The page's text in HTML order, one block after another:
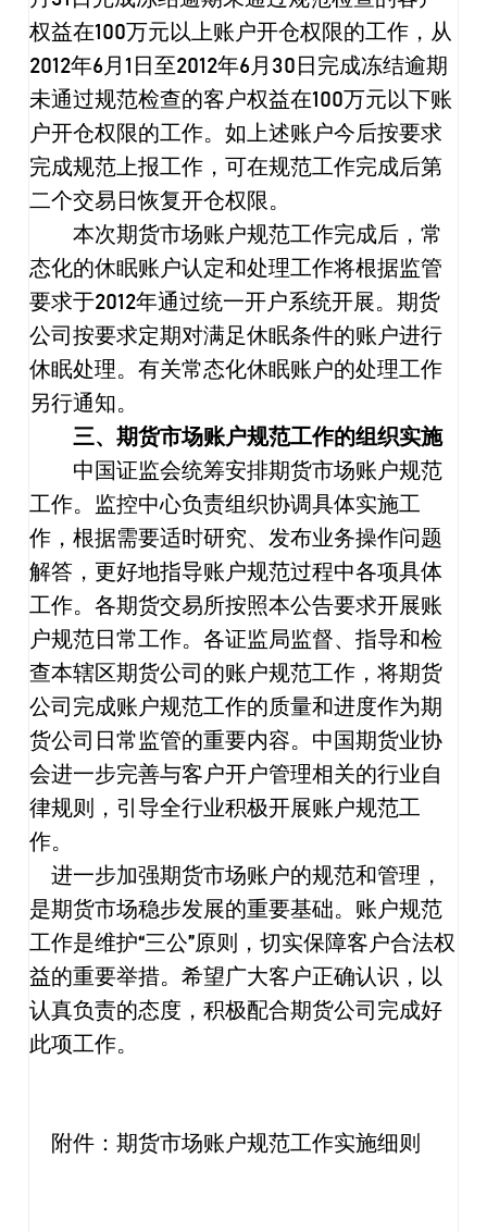
权益在100 万元以上账户开仓权限的工作，从
2012年6 月1 日至 2012年6 月 30 日完成冻结逾期
未通过规范检查的客户权益在100 万元以下账
户开仓权限的工作。如上述账户今后按要求
完成规范上报工作，可在规范工作完成后第
二个交易日恢复开仓权限。
本次期货市场账户规范工作完成后，常
态化的休眠账户认定和处理工作将根据监管
要求于2012年通过统一开户系统开展。期货
公司按要求定期对满足休眠条件的账户进行
休眠处理。有关常态化休眠账户的处理工作
另行通知。
三、期货市场账户规范工作的组织实施
中国证监会统筹安排期货市场账户规范
工作。监控中心负责组织协调具体实施工
作，根据需要适时研究、发布业务操作问题
解答，更好地指导账户规范过程中各项具体
工作。各期货交易所按照本公告要求开展账
户规范日常工作。各证监局监督、指导和检
查本辖区期货公司的账户规范工作，将期货
公司完成账户规范工作的质量和进度作为期
货公司日常监管的重要内容。中国期货业协
会进一步完善与客户开户管理相关的行业自
律规则，引导全行业积极开展账户规范工
作。
进一步加强期货市场账户的规范和管理，
是期货市场稳步发展的重要基础。账户规范
工作是维护“三公”原则，切实保障客户合法权
益的重要举措。希望广大客户正确认识，以
认真负责的态度，积极配合期货公司完成好
此项工作。
附件：期货市场账户规范工作实施细则